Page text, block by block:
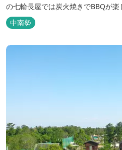
の七輪長屋では炭火焼きでBBQが
気で、週末は多くのキャンパーでに
タイプのテントサイトがある。展望
た桜の時期は、多くの人々でにぎわう。 バーベキューの食
中南勢